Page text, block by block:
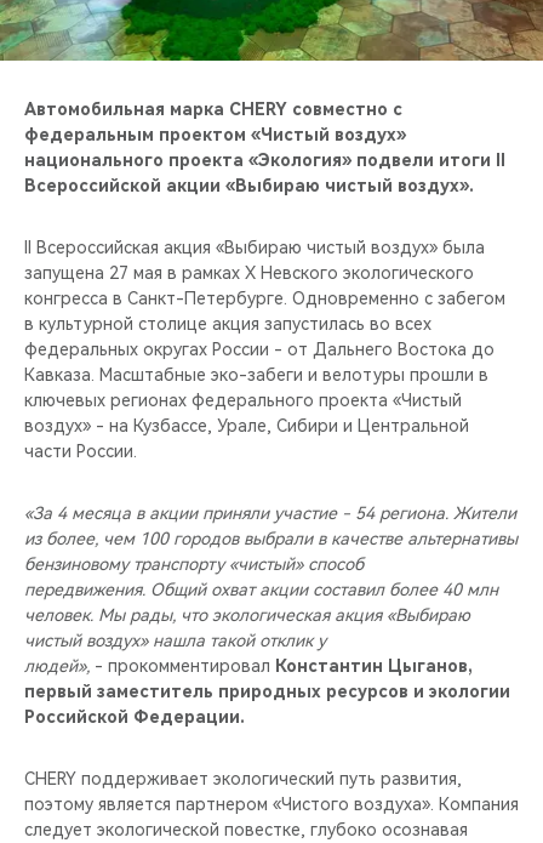
CHERY И СПОРТ
НАШИ МЕРОПРИЯТИЯ
ВИДЕООБЗОРЫ
CHERY ДЛЯ ДЕТЕЙ
Автомобильная марка CHERY совместно с
федеральным проектом «Чистый воздух»
национального проекта «Экология» подвели итоги II
Всероссийской акции «Выбираю чистый воздух».
II Всероссийская акция «Выбираю чистый воздух» была
запущена 27 мая в рамках Х Невского экологического
конгресса в Санкт-Петербурге. Одновременно с забегом
в культурной столице акция запустилась во всех
федеральных округах России - от Дальнего Востока до
Кавказа. Масштабные эко-забеги и велотуры прошли в
ключевых регионах федерального проекта «Чистый
воздух» - на Кузбассе, Урале, Сибири и Центральной
части России.
«За 4 месяца в акции приняли участие - 54 региона. Жители
из более, чем 100 городов выбрали в качестве альтернативы
бензиновому транспорту «чистый» способ
передвижения. Общий охват акции составил более 40 млн
человек. Мы рады, что экологическая акция «Выбираю
чистый воздух» нашла такой отклик у
людей», - прокомментировал Константин Цыганов,
первый заместитель природных ресурсов и экологии
Российской Федерации.
CHERY поддерживает экологический путь развития,
поэтому является партнером «Чистого воздуха». Компания
следует экологической повестке, глубоко осознавая